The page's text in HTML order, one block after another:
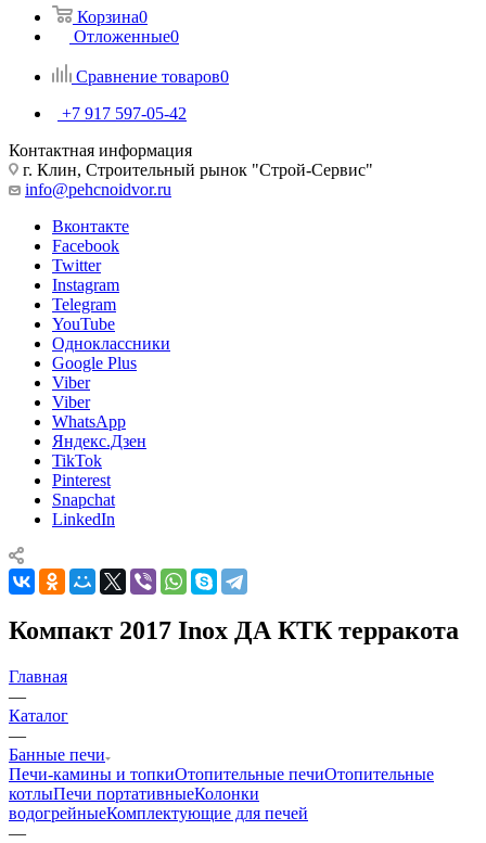
Корзина0
Отложенные0
Сравнение товаров0
+7 917 597-05-42
Контактная информация
г. Клин, Строительный рынок "Строй-Сервис"
info@pehcnoidvor.ru
Вконтакте
Facebook
Twitter
Instagram
Telegram
YouTube
Одноклассники
Google Plus
Viber
Viber
WhatsApp
Яндекс.Дзен
TikTok
Pinterest
Snapchat
LinkedIn
Компакт 2017 Inox ДА КТК терракота
Главная
—
Каталог
—
Банные печи
Печи-камины и топкиОтопительные печиОтопительные
котлыПечи портативныеКолонки
водогрейныеКомплектующие для печей
—